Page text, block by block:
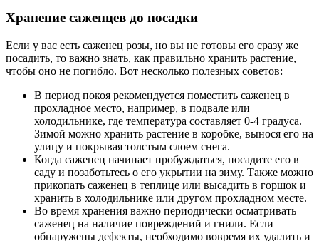
Хранение саженцев до посадки
Если у вас есть саженец розы, но вы не готовы его сразу же
посадить, то важно знать, как правильно хранить растение,
чтобы оно не погибло. Вот несколько полезных советов:
В период покоя рекомендуется поместить саженец в
прохладное место, например, в подвале или
холодильнике, где температура составляет 0-4 градуса.
Зимой можно хранить растение в коробке, вынося его на
улицу и покрывая толстым слоем снега.
Когда саженец начинает пробуждаться, посадите его в
саду и позаботьтесь о его укрытии на зиму. Также можно
прикопать саженец в теплице или высадить в горшок и
хранить в холодильнике или другом прохладном месте.
Во время хранения важно периодически осматривать
саженец на наличие повреждений и гнили. Если
обнаружены дефекты, необходимо вовремя их удалить и